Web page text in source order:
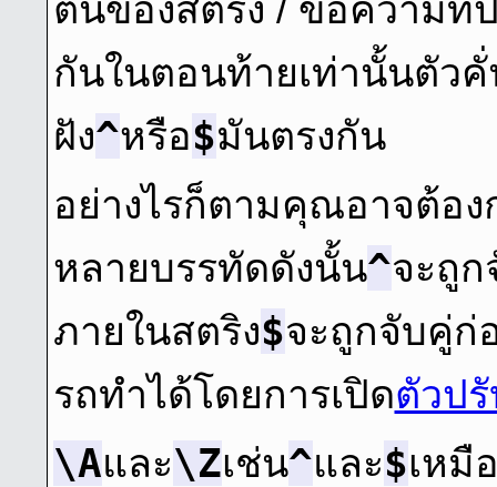
ต้นของสตริง / ข้อความที่
กันในตอนท้ายเท่านั้นตัว
ฝัง^หรือ$มันตรงกัน
อย่างไรก็ตามคุณอาจต้อง
หลายบรรทัดดังนั้น^จะถู
ภายในสตริง$จะถูกจับคู่ก่
รถทําได้โดยการเปิดตัวป
\Aและ\Zเช่น^และ$เหมื